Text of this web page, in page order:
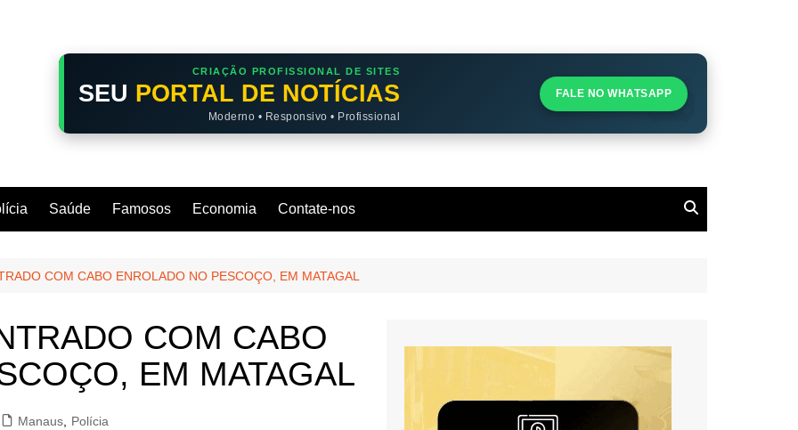
CRIAÇÃO PROFISSIONAL DE SITES
SEU PORTAL DE NOTÍCIAS
Moderno • Responsivo • Profissional
FALE NO WHATSAPP
Saúde Famosos Economia Contate-nos
COM CABO ENROLADO NO PESCOÇO, EM MATAGAL
COM CABO
EM MATAGAL
Manaus Polícia